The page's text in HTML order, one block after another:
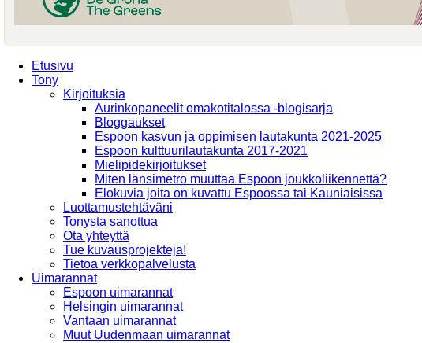
Etusivu
Tony
Kirjoituksia
Aurinkopaneelit omakotitalossa -blogisarja
Bloggaukset
Espoon kasvun ja oppimisen lautakunta 2021-2025
Espoon kulttuurilautakunta 2017-2021
Mielipidekirjoitukset
Miten länsimetro muuttaa Espoon joukkoliikennettä?
Elokuvia joita on kuvattu Espoossa tai Kauniaisissa
Luottamustehtäväni
Tonysta sanottua
Ota yhteyttä
Tue kuvausprojekteja!
Tietoa verkkopalvelusta
Uimarannat
Espoon uimarannat
Helsingin uimarannat
Vantaan uimarannat
Muut Uudenmaan uimarannat